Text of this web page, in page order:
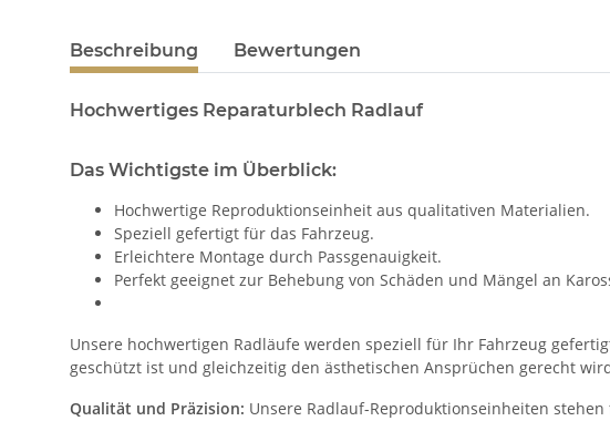
Beschreibung Bewertungen
Hochwertiges Reparaturblech Radlauf
Das Wichtigste im Überblick:
Hochwertige Reproduktionseinheit aus qualitativen Materialien.
Speziell gefertigt für das Fahrzeug.
Erleichtere Montage durch Passgenauigkeit.
Perfekt geeignet zur Behebung von Schäden und Mängel an
Unsere hochwertigen Radläufe werden speziell für Ihr Fahrzeug
geschützt ist und gleichzeitig den ästhetischen Ansprüchen gerecht
Qualität und Präzision: Unsere Radlauf-Reproduktionseinheiten